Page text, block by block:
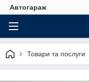
Автогараж
Товари та послуги